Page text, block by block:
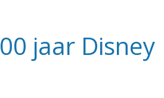
jaar Disney